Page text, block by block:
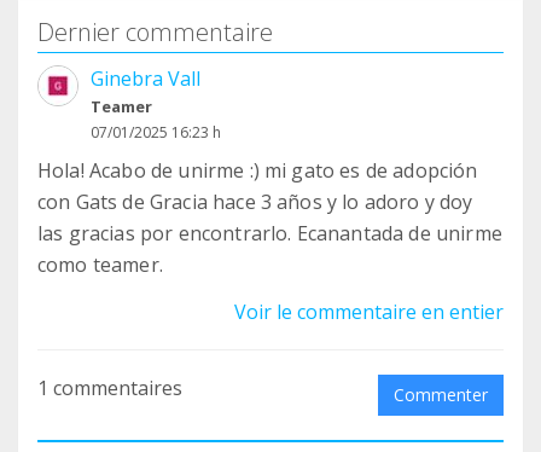
Dernier commentaire
Ginebra Vall
Teamer
07/01/2025 16:23 h
Hola! Acabo de unirme :) mi gato es de adopción
con Gats de Gracia hace 3 años y lo adoro y doy
las gracias por encontrarlo. Ecanantada de unirme
como teamer.
Voir le commentaire en entier
1 commentaires Commenter